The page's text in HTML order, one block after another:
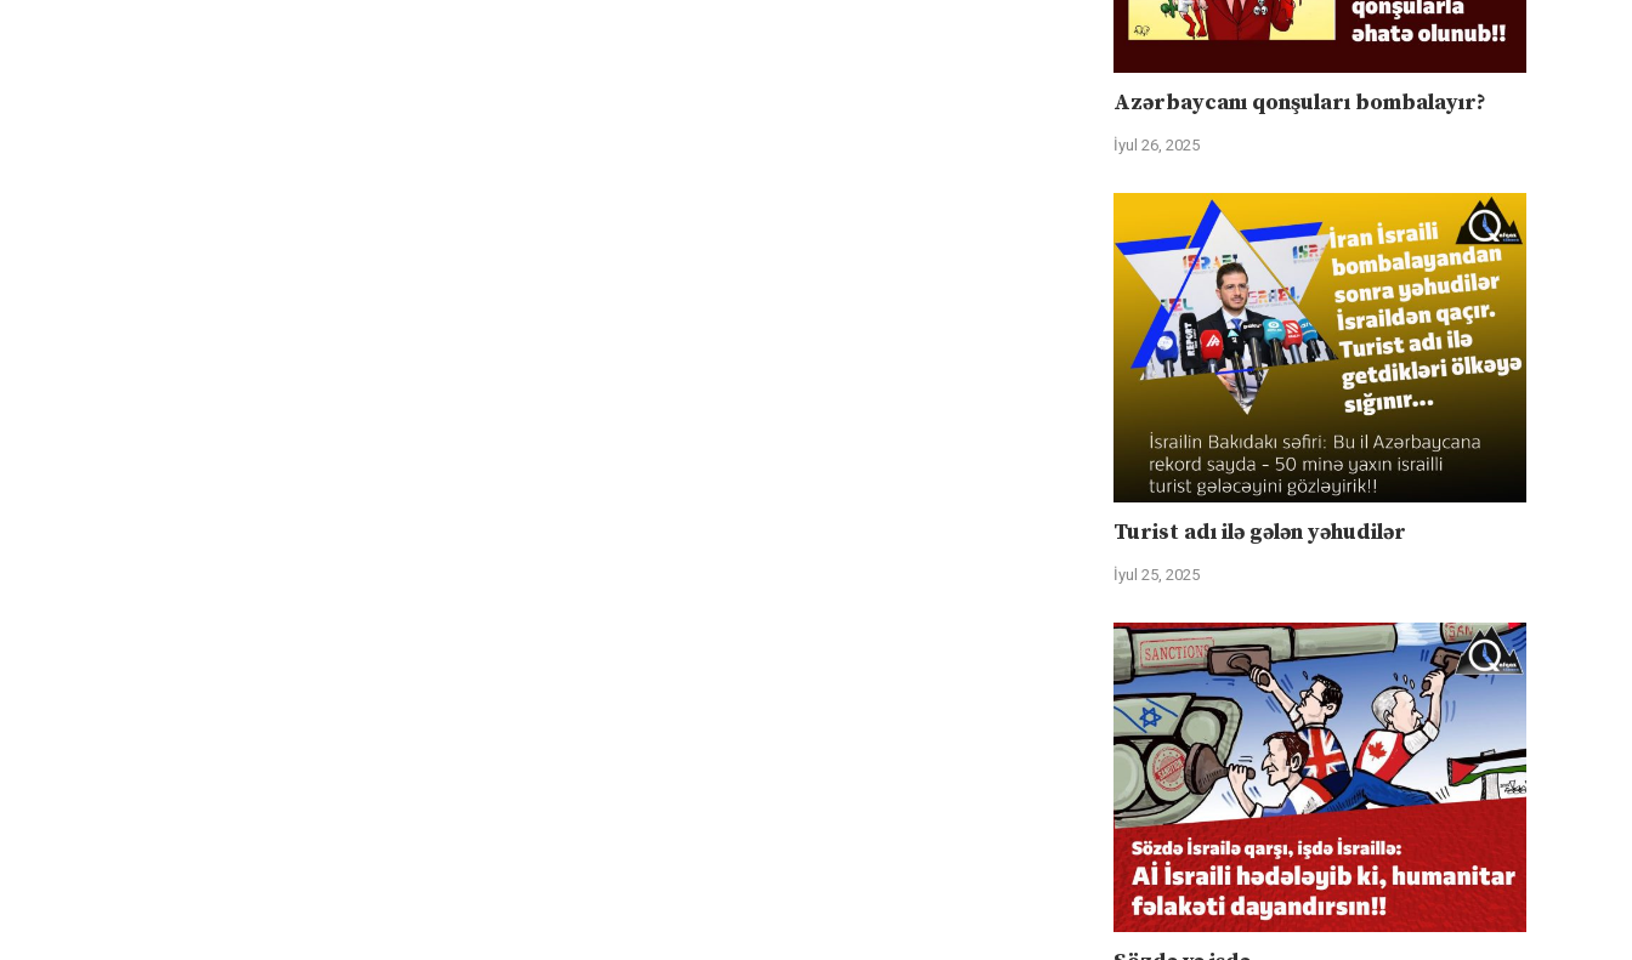
Azərbaycanı qonşuları bombalayır?
İyul 26, 2025
Turist adı ilə gələn yəhudilər
İyul 25, 2025